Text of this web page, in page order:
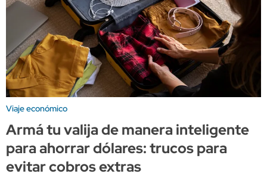
Viaje económico
Armá tu valija de manera inteligente
para ahorrar dólares: trucos para
evitar cobros extras